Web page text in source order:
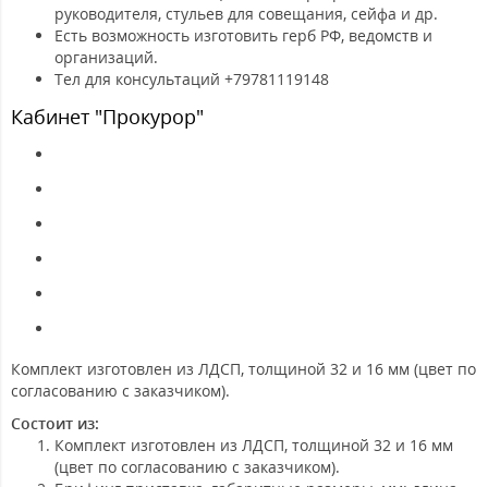
руководителя, стульев для совещания, сейфа и др.
Есть возможность изготовить герб РФ, ведомств и
организаций.
Тел для консультаций +79781119148
Кабинет "Прокурор"
Комплект изготовлен из ЛДСП, толщиной 32 и 16 мм (цвет по
согласованию с заказчиком).
Состоит из:
Комплект изготовлен из ЛДСП, толщиной 32 и 16 мм
(цвет по согласованию с заказчиком).